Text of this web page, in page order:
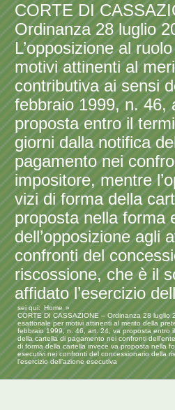
CORTE DI
Ordinanza 28 luglio
L’opposizione al
motivi attinenti al
contributiva ai sensi
febbraio 1999, n. 46,
proposta entro il
giorni dalla notifica
pagamento nei
impositore, mentre
vizi di forma della
proposta nella forma
dell’opposizione agli
confronti del
riscossione, che è il
affidato l’esercizio
sei qui:
Home
CORTE DI CASSAZIONE – Ordinanza 28 luglio
esattoriale per motivi attinenti al merito della
febbraio 1999, n. 46, art. 24, va proposta entro
della cartella di pagamento nei confronti
di forma della cartella invece va proposta nella
esecutivi nei confronti del concessionario della
l’esercizio dell’azione esecutiva